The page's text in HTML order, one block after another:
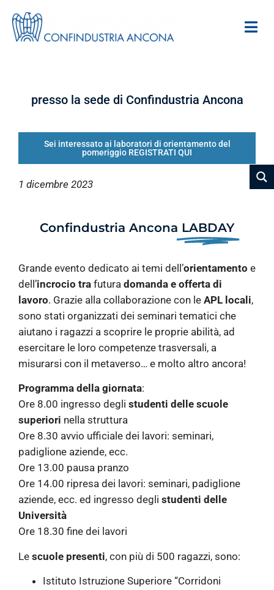
presso la sede di Confindustria Ancona
Sei interessato ai laboratori di orientamento del
pomeriggio REGISTRATI QUI
1 dicembre 2023
Confindustria Ancona LABDAY
Grande evento dedicato ai temi dell’orientamento e
dell’incrocio tra futura domanda e offerta di
lavoro. Grazie alla collaborazione con le APL locali,
sono stati organizzati dei seminari tematici che
aiutano i ragazzi a scoprire le proprie abilità, ad
esercitare le loro competenze trasversali, a
misurarsi con il metaverso… e molto altro ancora!
Programma della giornata:
Ore 8.00 ingresso degli studenti delle scuole
superiori nella struttura
Ore 8.30 avvio ufficiale dei lavori: seminari,
padiglione aziende, ecc.
Ore 13.00 pausa pranzo
Ore 14.00 ripresa dei lavori: seminari, padiglione
aziende, ecc. ed ingresso degli studenti delle
Università
Ore 18.30 fine dei lavori
Le scuole presenti, con più di 500 ragazzi, sono:
Istituto Istruzione Superiore “Corridoni